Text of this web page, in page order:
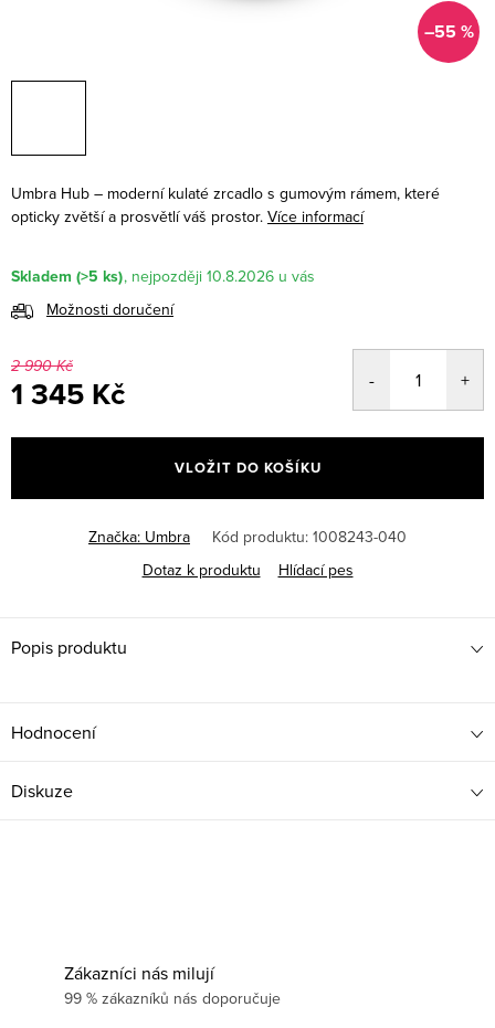
–55 %
Umbra Hub – moderní kulaté zrcadlo s gumovým rámem, které
opticky zvětší a prosvětlí váš prostor. Více informací
Skladem (>5 ks)
10.8.2026
Možnosti doručení
2 990 Kč
1 345 Kč
cena:
VLOŽIT DO KOŠÍKU
Značka: Umbra Kód produktu: 1008243-040
Dotaz k produktu
Hlídací pes
Popis produktu
Hodnocení
Diskuze
Zákazníci nás milují
99 % zákazníků nás doporučuje